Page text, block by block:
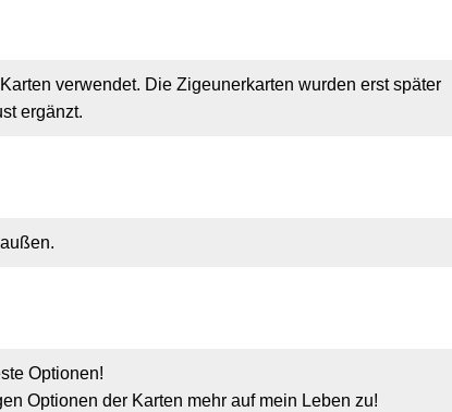
verwendet. Die Zigeunerkarten wurden erst später
ergänzt.
Optionen!
Optionen der Karten mehr auf mein Leben zu!